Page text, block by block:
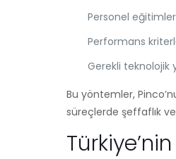
Personel
Performans
Gerekli teknolojik
Bu yöntemler,
süreçlerde şeffaflık